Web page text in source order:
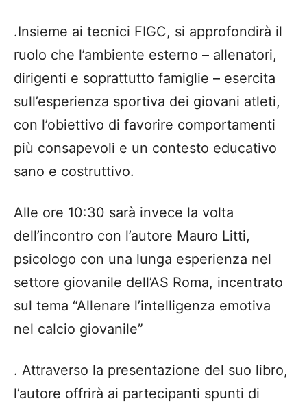
.Insieme ai tecnici FIGC, si approfondirà il
ruolo che l’ambiente esterno – allenatori,
dirigenti e soprattutto famiglie – esercita
sull’esperienza sportiva dei giovani atleti,
con l’obiettivo di favorire comportamenti
più consapevoli e un contesto educativo
sano e costruttivo.
Alle ore 10:30 sarà invece la volta
dell’incontro con l’autore Mauro Litti,
psicologo con una lunga esperienza nel
settore giovanile dell’AS Roma, incentrato
sul tema “Allenare l’intelligenza emotiva
nel calcio giovanile”
. Attraverso la presentazione del suo libro,
l’autore offrirà ai partecipanti spunti di